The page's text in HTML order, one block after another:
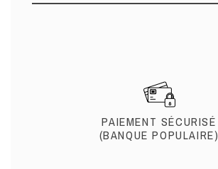
PAIEMENT SÉCURISÉ
(BANQUE POPULAIRE)